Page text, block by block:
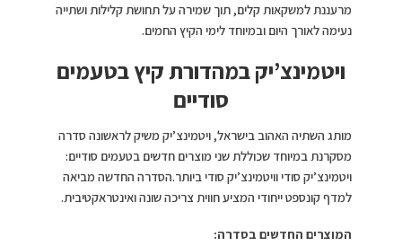
מרעננת למשקאות קלים, תוך שמירה על תחושת קלילות ושתייה
נעימה לאורך היום ובמיוחד לימי הקיץ החמים.
ויטמינצ’יק במהדורת קיץ בטעמים
סודיים
מותג השתיה האהוב בישראל, ויטמינצ’יק משיק לראשונה סדרה
מסקרנת במיוחד שכוללת שני מוצרים חדשים בטעמים סודיים:
ויטמינצ’יק סודי וויטמינצ’יק סודי ביותר.הסדרה החדשה מביאה
למדף קונספט ייחודי המציע חווית צריכה שונה ואינטראקטיבית.
המוצרים החדשים בסדרה: